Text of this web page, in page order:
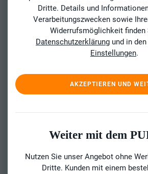
Dritte. Details und
Verarbeitungszwecken sowie
Widerrufsmöglichkeit finden
Datenschutzerklärung und in den
Einstellungen.
AKZEPTIEREN UND
Weiter mit dem
Nutzen Sie unser Angebot ohne
Dritte. Kunden mit einem